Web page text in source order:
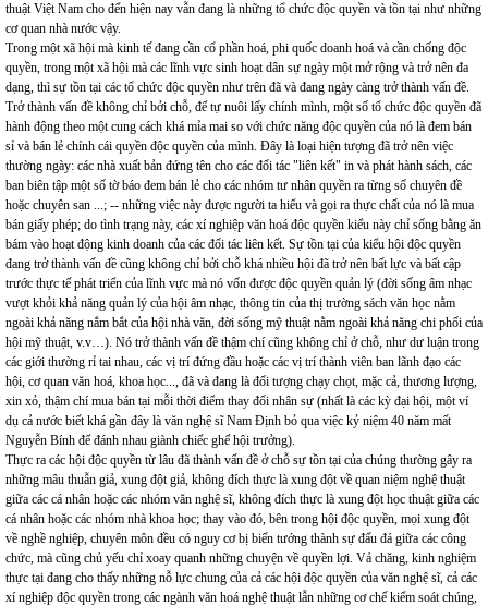
thuật Việt Nam cho đến hiện nay vẫn đang là những tổ chức độc quyền và tồn tại như những
cơ quan nhà nước vậy.
Trong một xã hội mà kinh tế đang cần cổ phần hoá, phi quốc doanh hoá và cần chống độc
quyền, trong một xã hội mà các lĩnh vực sinh hoạt dân sự ngày một mở rộng và trở nên đa
dạng, thì sự tồn tại các tổ chức độc quyền như trên đã và đang ngày càng trở thành vấn đề.
Trở thành vấn đề không chỉ bởi chỗ, để tự nuôi lấy chính mình, một số tổ chức độc quyền đã
hành động theo một cung cách khá mỉa mai so với chức năng độc quyền của nó là đem bán
sỉ và bán lẻ chính cái quyền độc quyền của mình. Đây là loại hiện tượng đã trở nên việc
thường ngày: các nhà xuất bản đứng tên cho các đối tác "liên kết" in và phát hành sách, các
ban biên tập một số tờ báo đem bán lẻ cho các nhóm tư nhân quyền ra từng số chuyên đề
hoặc chuyên san ...; -- những việc này được người ta hiểu và gọi ra thực chất của nó là mua
bán giấy phép; do tình trạng này, các xí nghiệp văn hoá độc quyền kiểu này chỉ sống bằng ăn
bám vào hoạt động kinh doanh của các đối tác liên kết. Sự tồn tại của kiểu hội độc quyền
đang trở thành vấn đề cũng không chỉ bởi chỗ khá nhiều hội đã trở nên bất lực và bất cập
trước thực tế phát triển của lĩnh vực mà nó vốn được độc quyền quản lý (đời sống âm nhạc
vượt khỏi khả năng quản lý của hội âm nhạc, thông tin của thị trường sách văn học nằm
ngoài khả năng nắm bắt của hội nhà văn, đời sống mỹ thuật nằm ngoài khả năng chi phối của
hội mỹ thuật, v.v…). Nó trở thành vấn đề thậm chí cũng không chỉ ở chỗ, như dư luận trong
các giới thường rỉ tai nhau, các vị trí đứng đầu hoặc các vị trí thành viên ban lãnh đạo các
hội, cơ quan văn hoá, khoa học..., đã và đang là đối tượng chạy chọt, mặc cả, thương lượng,
xin xỏ, thậm chí mua bán tại mỗi thời điểm thay đổi nhân sự (nhất là các kỳ đại hội, một ví
dụ cả nước biết khá gần đây là văn nghệ sĩ Nam Định bỏ qua việc kỷ niệm 40 năm mất
Nguyễn Bính để đánh nhau giành chiếc ghế hội trưởng).
Thực ra các hội độc quyền từ lâu đã thành vấn đề ở chỗ sự tồn tại của chúng thường gây ra
những mâu thuẫn giả, xung đột giả, không đích thực là xung đột về quan niệm nghệ thuật
giữa các cá nhân hoặc các nhóm văn nghệ sĩ, không đích thực là xung đột học thuật giữa các
cá nhân hoặc các nhóm nhà khoa học; thay vào đó, bên trong hội độc quyền, mọi xung đột
về nghề nghiệp, chuyên môn đều có nguy cơ bị biến tướng thành sự đấu đá giữa các công
chức, mà cũng chủ yếu chỉ xoay quanh những chuyện về quyền lợi. Vả chăng, kinh nghiệm
thực tại đang cho thấy những nỗ lực chung của cả các hội độc quyền của văn nghệ sĩ, cả các
xí nghiệp độc quyền trong các ngành văn hoá nghệ thuật lẫn những cơ chế kiểm soát chúng,